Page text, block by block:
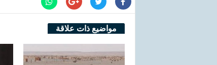
مواضيع ذات علاقة